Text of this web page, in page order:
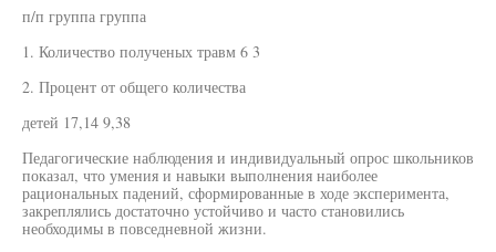
п/п группа группа
1. Количество полученых травм 6 3
2. Процент от общего количества
детей 17,14 9,38
Педагогические наблюдения и индивидуальный опрос школьников
показал, что умения и навыки выполнения наиболее
рациональных падений, сформированные в ходе эксперимента,
закреплялись достаточно устойчиво и часто становились
необходимы в повседневной жизни.